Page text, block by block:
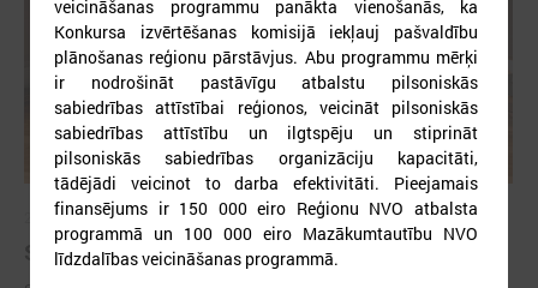
2026. gada 09. jūlijs
Sumināti Latvijas labākie tirgotāji
veicināšanas programmu panākta vienošanās, ka
Konkursa izvērtēšanas komisijā iekļauj pašvaldību
plānošanas reģionu pārstāvjus. Abu programmu mērķi
ir nodrošināt pastāvīgu atbalstu pilsoniskās
sabiedrības attīstībai reģionos, veicināt pilsoniskās
sabiedrības attīstību un ilgtspēju un stiprināt
pilsoniskās sabiedrības organizāciju kapacitāti,
tādējādi veicinot to darba efektivitāti. Pieejamais
finansējums ir 150 000 eiro Reģionu NVO atbalsta
programmā un 100 000 eiro Mazākumtautību NVO
līdzdalības veicināšanas programmā.